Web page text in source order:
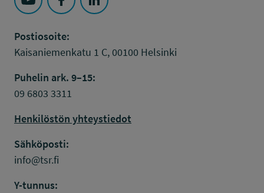
Seuraa Työsuojelurahasto kohteessa: YouTube
Seuraa Työsuojelurahasto kohteessa:
Seuraa Työsuojelurahasto kohteessa:
Postiosoite:
Kaisaniemenkatu 1 C, 00100 Helsinki
Puhelin ark. 9–15:
09 6803 3311
Henkilöstön yhteystiedot
Sähköposti:
info@tsr.fi
Y-tunnus: